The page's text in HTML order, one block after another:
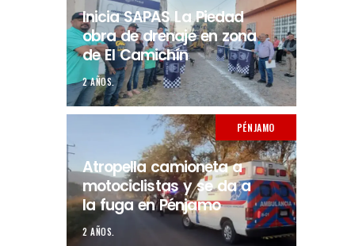
Inicia SAPAS La Piedad
obra de drenaje en zona
de El Camichín
2 AÑOS.
PÉNJAMO
Atropella camioneta a
motociclistas y se da a
la fuga en Pénjamo
2 AÑOS.